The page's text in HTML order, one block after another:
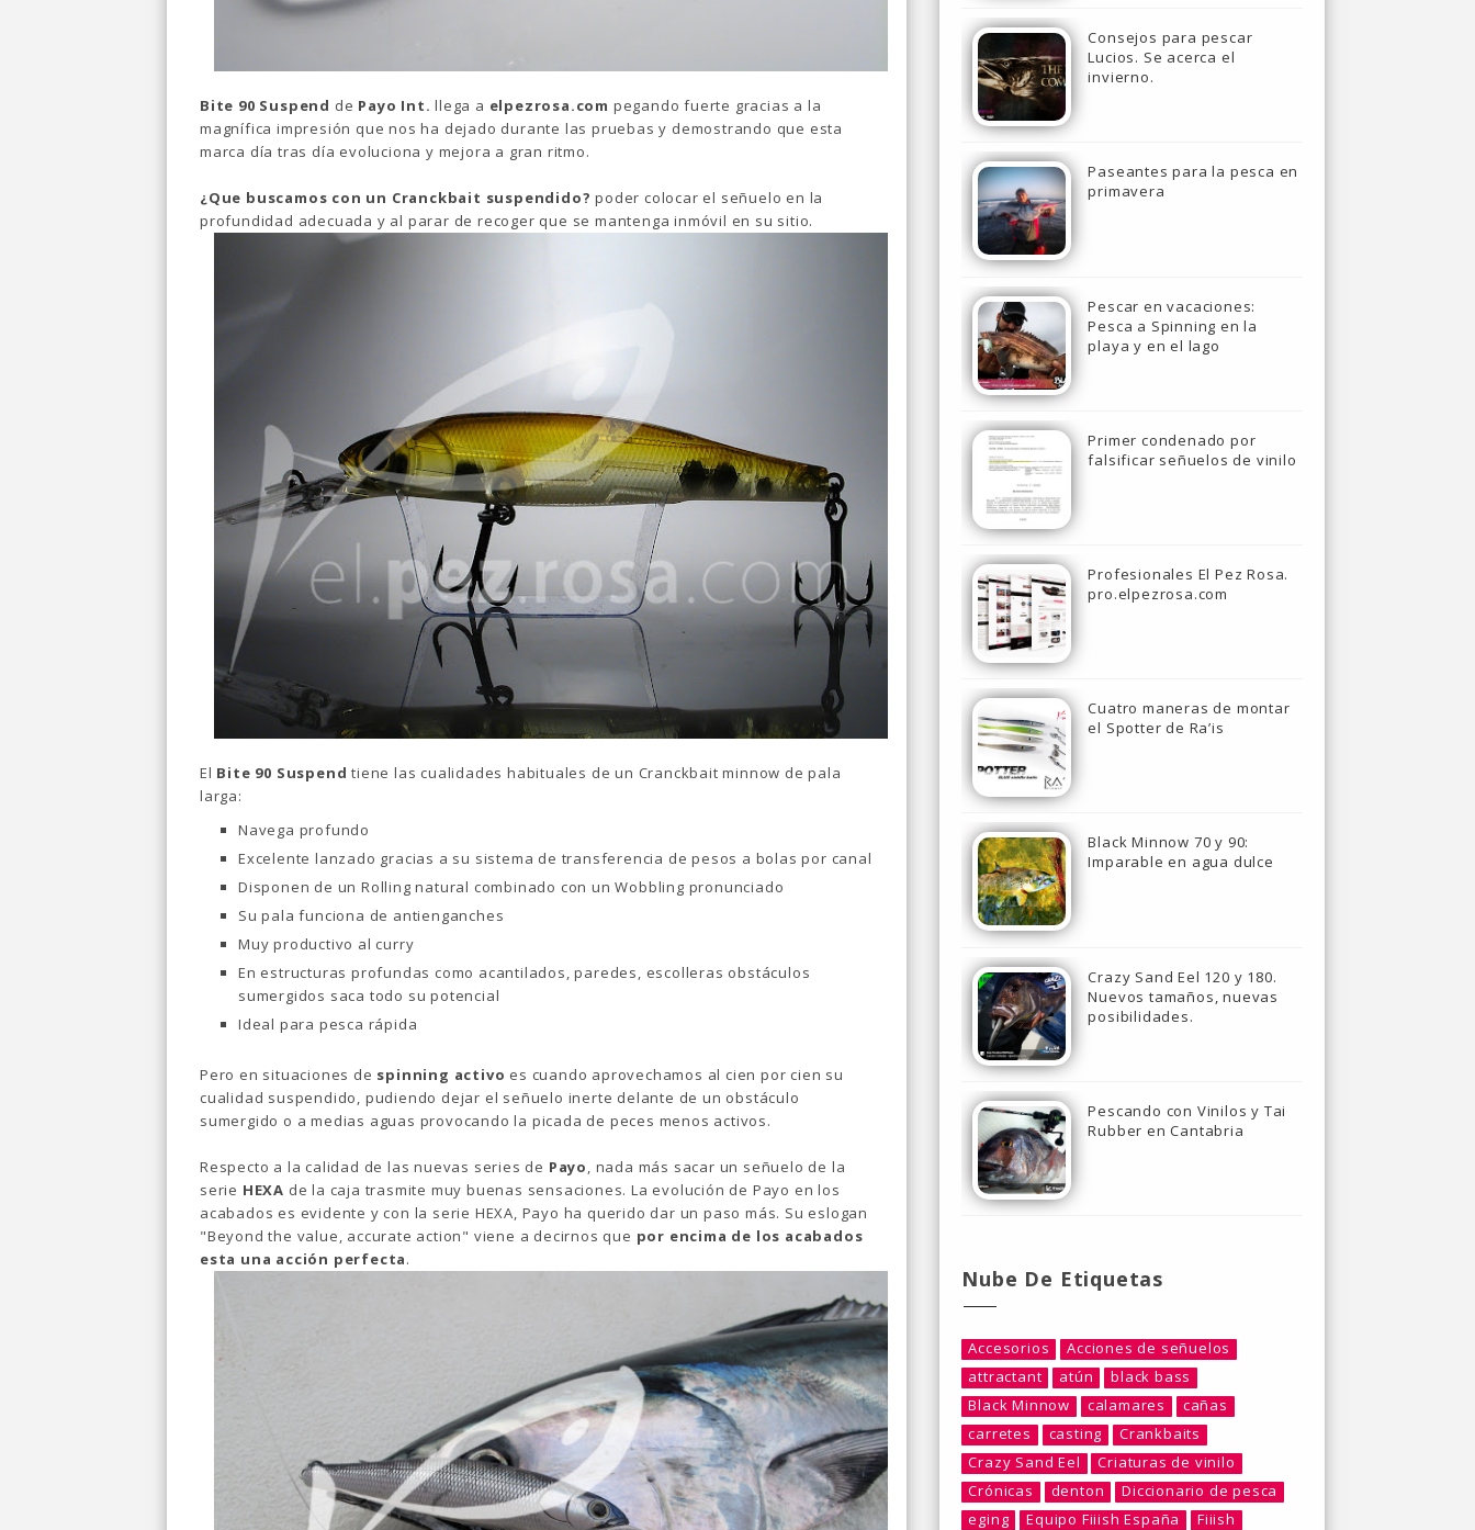
Bite 90 Suspend de Payo Int. llega a elpezrosa.com pegando fuerte gracias a la
magnífica impresión que nos ha dejado durante las pruebas y demostrando que esta
marca día tras día evoluciona y mejora a gran ritmo.
¿Que buscamos con un Cranckbait suspendido? poder colocar el señuelo en la
profundidad adecuada y al parar de recoger que se mantenga inmóvil en su sitio.
El Bite 90 Suspend tiene las cualidades habituales de un Cranckbait minnow de pala
larga:
Navega profundo
Excelente lanzado gracias a su sistema de transferencia de pesos a bolas por canal
Disponen de un Rolling natural combinado con un Wobbling pronunciado
Su pala funciona de antienganches
Muy productivo al curry
En estructuras profundas como acantilados, paredes, escolleras obstáculos
sumergidos saca todo su potencial
Ideal para pesca rápida
Pero en situaciones de spinning activo es cuando aprovechamos al cien por cien su
cualidad suspendido, pudiendo dejar el señuelo inerte delante de un obstáculo
sumergido o a medias aguas provocando la picada de peces menos activos.
Respecto a la calidad de las nuevas series de Payo , nada más sacar un señuelo de la
serie HEXA de la caja trasmite muy buenas sensaciones. La evolución de Payo en los
acabados es evidente y con la serie HEXA, Payo ha querido dar un paso más. Su eslogan
"Beyond the value, accurate action" viene a decirnos que por encima de los acabados
esta una acción perfecta.
Consejos para pescar
Lucios. Se acerca el
invierno.
Paseantes para la pesca en
primavera
Pescar en vacaciones:
Pesca a Spinning en la
playa y en el lago
Primer condenado por
falsificar señuelos de vinilo
Profesionales El Pez Rosa.
pro.elpezrosa.com
Cuatro maneras de montar
el Spotter de Ra’is
Black Minnow 70 y 90:
Imparable en agua dulce
Crazy Sand Eel 120 y 180.
Nuevos tamaños, nuevas
posibilidades.
Pescando con Vinilos y Tai
Rubber en Cantabria
Nube De Etiquetas
Accesorios
Acciones de señuelos
attractant
atún
black bass
Black Minnow
calamares
cañas
carretes
casting
Crankbaits
Crazy Sand Eel
Criaturas de vinilo
Crónicas
denton
Diccionario de pesca
eging
Equipo Fiiish España
Fiiish